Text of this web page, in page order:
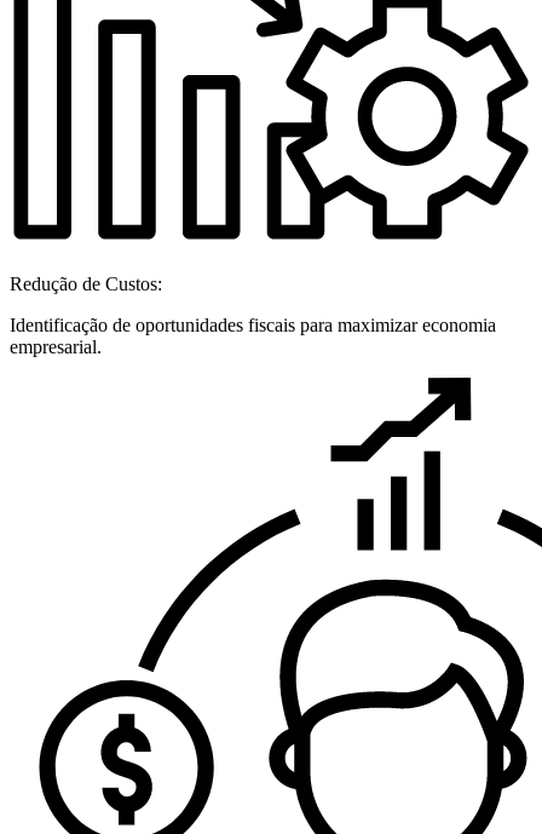
Redução de Custos:
Identificação de oportunidades fiscais para maximizar economia
empresarial.